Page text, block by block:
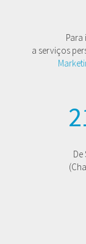
a serviços
De